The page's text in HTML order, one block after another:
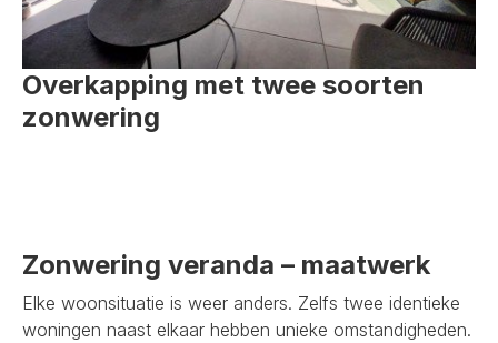
Overkapping met twee soorten
zonwering
Zonwering veranda – maatwerk
Elke woonsituatie is weer anders. Zelfs twee identieke
woningen naast elkaar hebben unieke omstandigheden.